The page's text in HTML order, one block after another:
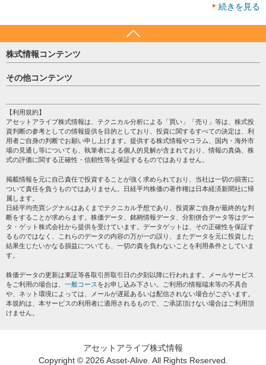
続きを見る
株式情報コンテンツ
日経平均
売買シグナル
株テーマ情報
海外市況
投資カレンダー
格付け情報
その他コンテンツ
個人情報保護方針
プライバシーポリシー
会社案内
サイトマップ
過去データ
【利用規約】
アセットアライブ株式情報は、テクニカル分析による「買い」「売り」等は、株式投
資判断の参考としての情報提供を目的としており、投資に関するすべての決定は、利
用者ご自身の判断でお願い申し上げます。提供する株式情報やコラム、国内・海外市
場の見通し等についても、執筆者による個人的見解が含まれており、情報の真偽、株
式の評価に関する正確性・信頼性等を保証するものではありません。
掲載情報を元に自己責任で投資することが強く求められており、当社は一切の損害に
ついて責任を負うものではありません。日経平均株価の著作権は日本経済新聞社に帰
属します。
日経平均売買シグナルはあくまでテクニカル予想であり、投資家ご自身が最終的な判
断をすることが求めらます。株価データ、銘柄情報データ、分割併合データ等はデー
タ・ゲット株式会社から提供を受けています。データゲットは、その正確性を保証す
るものではなく、これらのデータの内容の万が一の誤り、またデータを元に投資した
結果生じたいかなる損益についても、一切の責を負わないことを利用条件としていま
す。
株価データの更新は東証等各取引所取引日の夕刻以降に行われます。メールサービス
をご利用の場合は、 一般コース をお申し込み下さい。ご利用の情報端末等の不具合
や、ネット環境によっては、メールが遅延あるいは配信されない場合がございます。
本規約は、本サービスの利用者に適用されるもので、ご承諾頂けない場合はご利用頂
けません。
アセットアライブ株式情報
Copyright © 2026 Asset-Alive. All Rights Reserved.